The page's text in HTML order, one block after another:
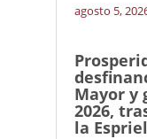
agosto 5,
Mayor y
2026,
la